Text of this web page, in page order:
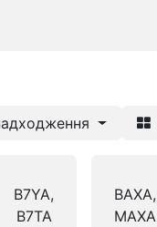
B7YA,
B7TA
BAXA,
MAXA